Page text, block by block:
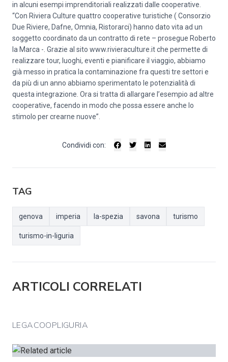
in alcuni esempi imprenditoriali realizzati dalle cooperative.
“Con Riviera Culture quattro cooperative turistiche ( Consorzio
Due Riviere, Dafne, Omnia, Ristorarci) hanno dato vita ad un
soggetto coordinato da un contratto di rete – prosegue Roberto
la Marca -. Grazie al sito www.rivieraculture.it che permette di
realizzare tour, luoghi, eventi e pianificare il viaggio, abbiamo
già messo in pratica la contaminazione fra questi tre settori e
da più di un anno abbiamo sperimentato le potenzialità di
questa integrazione. Ora si tratta di allargare l’esempio ad altre
cooperative, facendo in modo che possa essere anche lo
stimolo per crearne nuove”.
Condividi con:
TAG
genova imperia la-spezia savona turismo
turismo-in-liguria
ARTICOLI CORRELATI
LEGACOOPLIGURIA